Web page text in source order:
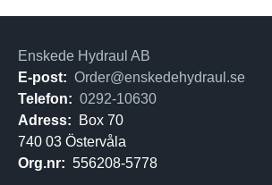
Enskede Hydraul AB
E-post: Order@enskedehydraul.se
Telefon: 0292-10630
Adress:
Box 70
740 03 Östervåla
Org.nr: 556208-5778